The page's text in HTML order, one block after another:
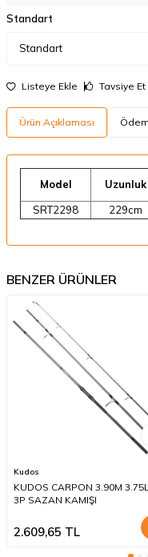
Standart
Listeye Ekle Tavsiye Et
Ürün Açıklaması
Model Uzunluk
SRT2298
229cm
BENZER ÜRÜNLER
Kudos
KUDOS CARPON 3.90M
3P SAZAN KAMIŞI
2.609,65 TL